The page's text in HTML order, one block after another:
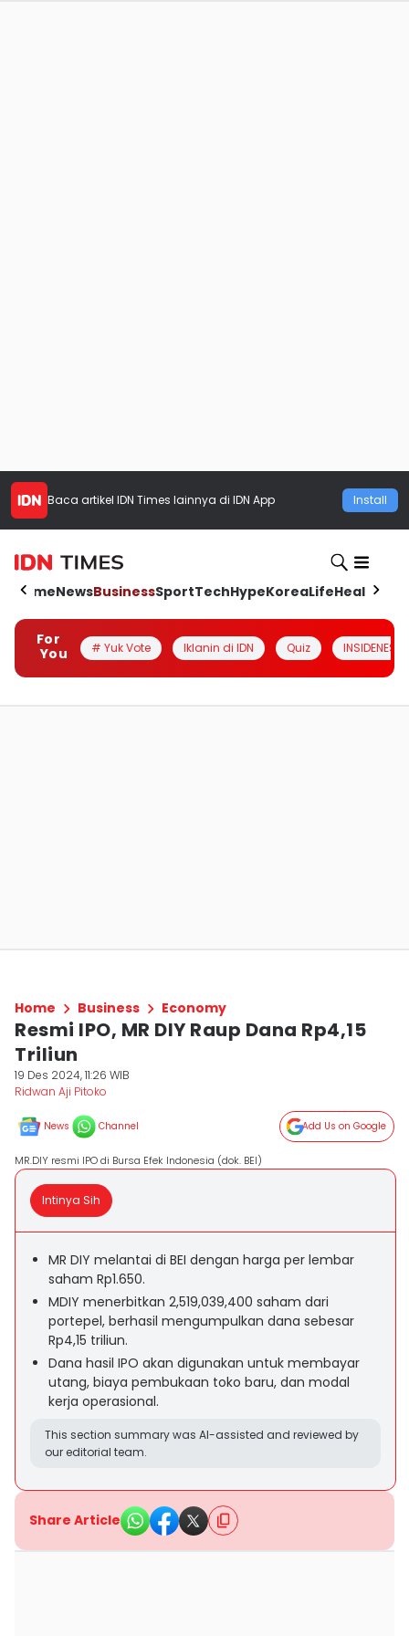
Baca artikel IDN Times lainnya di IDN App Install
HomeNewsBusinessSportTechHypeKoreaLifeHealth
For
You
# Yuk Vote Iklanin di IDN Quiz INSIDENESIA
Home Business Economy
Resmi IPO, MR DIY Raup Dana Rp4,15
Triliun
19 Des 2024, 11:26 WIB
Ridwan Aji Pitoko
News Channel Add Us on Google
MR.DIY resmi IPO di Bursa Efek Indonesia (dok. BEI)
Intinya Sih
MR DIY melantai di BEI dengan harga per lembar
saham Rp1.650.
MDIY menerbitkan 2,519,039,400 saham dari
portepel, berhasil mengumpulkan dana sebesar
Rp4,15 triliun.
Dana hasil IPO akan digunakan untuk membayar
utang, biaya pembukaan toko baru, dan modal
kerja operasional.
This section summary was AI-assisted and reviewed by
our editorial team.
Share Article